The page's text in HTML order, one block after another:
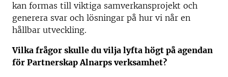
kan formas till viktiga samverkansprojekt och
generera svar och lösningar på hur vi når en
hållbar utveckling.
Vilka frågor skulle du vilja lyfta högt på agendan
för Partnerskap Alnarps verksamhet?